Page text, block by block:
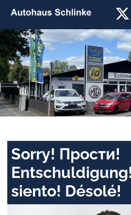
Sorry! Прости!
siento! Désolé!